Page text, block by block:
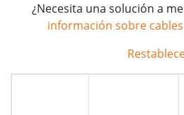
¿Necesita una solución a
información sobre